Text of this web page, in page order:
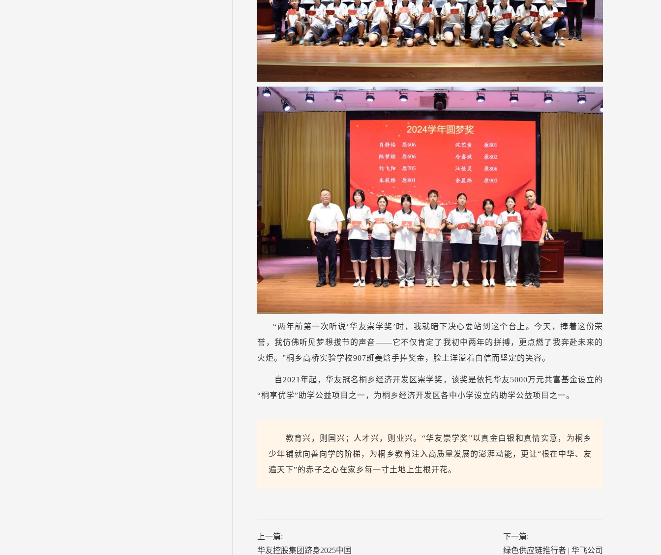
“两年前第一次听说‘华友崇学奖’时，我就暗下决心要站到这个台上。今天，捧着这份荣
誉，我仿佛听见梦想拔节的声音——它不仅肯定了我初中两年的拼搏，更点燃了我奔赴未来的
火炬。”桐乡高桥实验学校907班姜焓手捧奖金，脸上洋溢着自信而坚定的笑容。
自2021年起，华友冠名桐乡经济开发区崇学奖，该奖是依托华友5000万元共富基金设立的
“桐享优学”助学公益项目之一，为桐乡经济开发区各中小学设立的助学公益项目之一。
教育兴，则国兴；人才兴，则业兴。“华友崇学奖”以真金白银和真情实意，为桐乡
少年铺就向善向学的阶梯，为桐乡教育注入高质量发展的澎湃动能，更让“根在中华、友
遍天下”的赤子之心在家乡每一寸土地上生根开花。
上一篇:
华友控股集团跻身2025中国
下一篇:
绿色供应链推行者 | 华飞公司